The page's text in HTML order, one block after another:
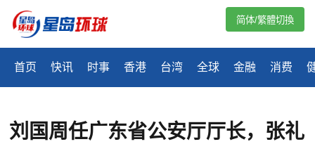
首页 快讯 时事 香港 台湾 全球 金融 消费
简体/繁體切換
​刘国周任广东省公安厅厅长，张礼